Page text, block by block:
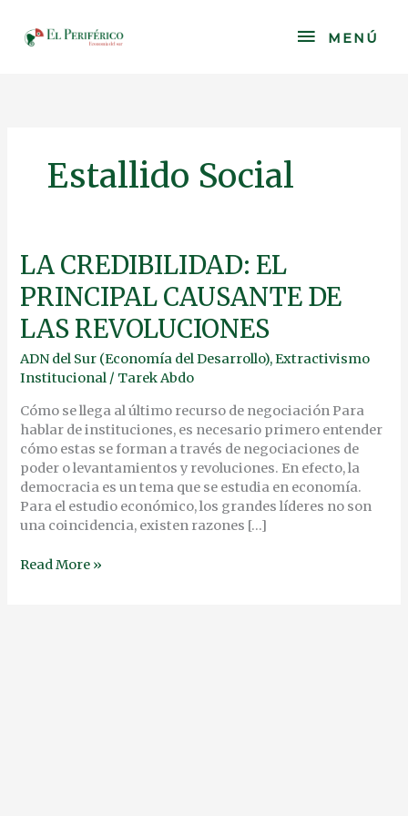
content
MENÚ
MENÚ
Estallido Social
LA CREDIBILIDAD: EL
PRINCIPAL CAUSANTE DE
LAS REVOLUCIONES
ADN del Sur (Economía del Desarrollo),Extractivismo
Institucional / Tarek Abdo
Cómo se llega al último recurso de negociación Para
hablar de instituciones, es necesario primero entender
cómo estas se forman a través de negociaciones de
poder o levantamientos y revoluciones. En efecto, la
democracia es un tema que se estudia en economía.
Para el estudio económico, los grandes líderes no son
una coincidencia, existen razones […]
LA
CREDIBILIDAD:
EL
PRINCIPAL
CAUSANTE
DE
LAS
Read More »